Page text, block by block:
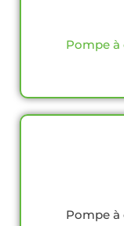
Pompe à
Pompe à